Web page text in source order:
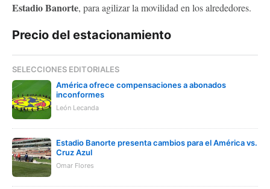
Estadio Banorte, para agilizar la movilidad en los alrededores.
Precio del estacionamiento
SELECCIONES EDITORIALES
América ofrece compensaciones a abonados
inconformes
León Lecanda
Estadio Banorte presenta cambios para el América vs.
Cruz Azul
Omar Flores